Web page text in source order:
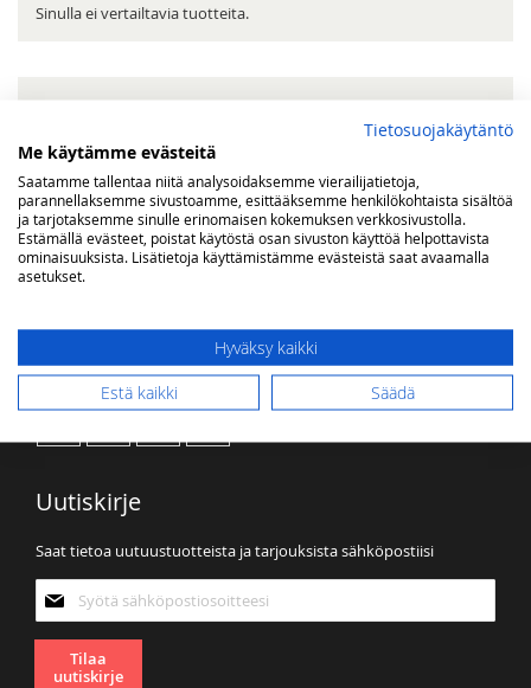
Sinulla ei vertailtavia tuotteita.
OMA TOIVELISTA
Sinulla ei ole tuotteita toivelistallasi.
Kaasuvalon some
Uutiskirje
Saat tietoa uutuustuotteista ja tarjouksista sähköpostiisi
uutiskirjeemme:
Tilaa
uutiskirje
Tietosuojakäytäntö
Me käytämme evästeitä
Saatamme tallentaa niitä analysoidaksemme vierailijatietoja,
parannellaksemme sivustoamme, esittääksemme henkilökohtaista sisältöä
ja tarjotaksemme sinulle erinomaisen kokemuksen verkkosivustolla.
Estämällä evästeet, poistat käytöstä osan sivuston käyttöä helpottavista
ominaisuuksista. Lisätietoja käyttämistämme evästeistä saat avaamalla
asetukset.
Hyväksy kaikki
Estä kaikki
Säädä